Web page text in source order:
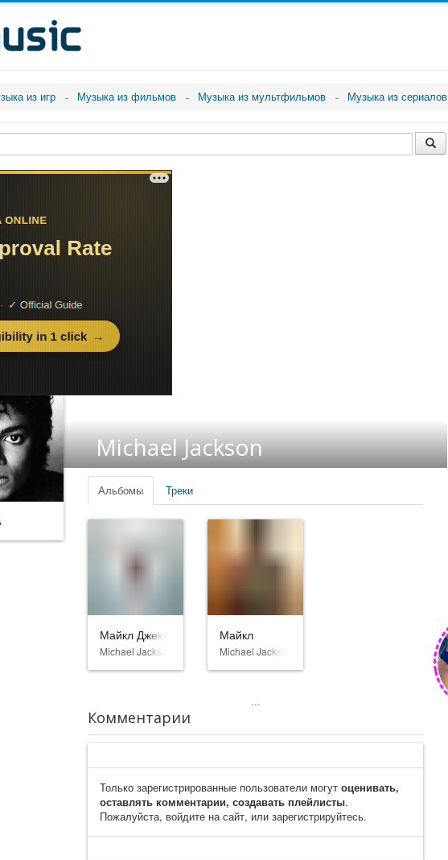
из игр Музыка из фильмов Музыка из мультфильмов Музыка из сериалов
Michael Jackson
Альбомы Треки
Майкл Джексон: Вот и всё
Michael Jackson
Майкл
Michael Jackson
...
Комментарии
Только зарегистрированные пользователи могутоценивать,
оставлять комментарии, создавать плейлисты.
Пожалуйста, войдите на сайт, или зарегистрируйтесь.